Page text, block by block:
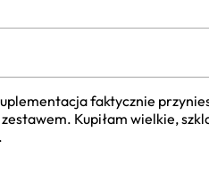
faktycznie
Kupiłam wielkie,